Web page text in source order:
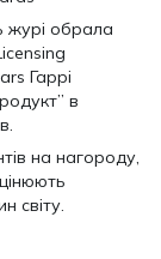
журі обрала
Гаррі
в
на нагороду,
світу.